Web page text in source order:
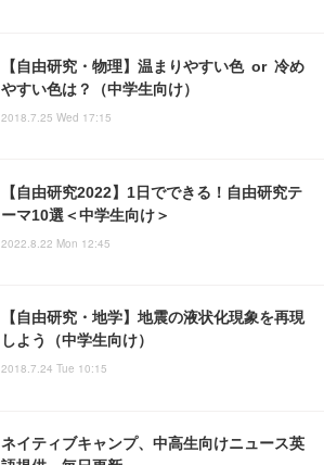
【自由研究・物理】温まりやすい色 or 冷め
やすい色は？（中学生向け）
2018.7.25 Wed 17:15
【自由研究2022】1日でできる！自由研究テ
ーマ10選＜中学生向け＞
2022.8.22 Mon 12:45
【自由研究・地学】地震の液状化現象を再現
しよう（中学生向け）
2018.7.24 Tue 10:15
ネイティブキャンプ、中高生向けニュース英